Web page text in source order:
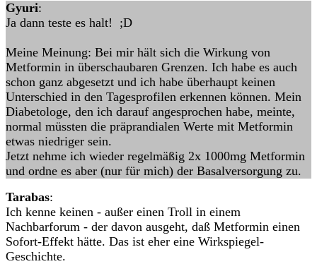
Gyuri:
Ja dann teste es halt! ;D
Meine Meinung: Bei mir hält sich die Wirkung von
Metformin in überschaubaren Grenzen. Ich habe es auch
schon ganz abgesetzt und ich habe überhaupt keinen
Unterschied in den Tagesprofilen erkennen können. Mein
Diabetologe, den ich darauf angesprochen habe, meinte,
normal müssten die präprandialen Werte mit Metformin
etwas niedriger sein.
Jetzt nehme ich wieder regelmäßig 2x 1000mg Metformin
und ordne es aber (nur für mich) der Basalversorgung zu.
Tarabas:
Ich kenne keinen - außer einen Troll in einem
Nachbarforum - der davon ausgeht, daß Metformin einen
Sofort-Effekt hätte. Das ist eher eine Wirkspiegel-
Geschichte.